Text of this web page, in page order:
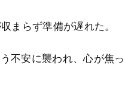
まらず準備が遅れた。
不安に襲われ、心が焦っ